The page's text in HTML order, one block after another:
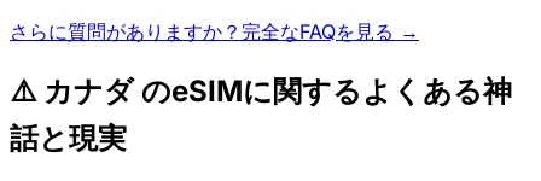
さらに質問がありますか？完全なFAQを見る →
⚠️ カナダ のeSIMに関するよくある神
話と現実